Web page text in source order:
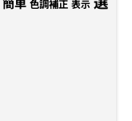
色調補正 表示